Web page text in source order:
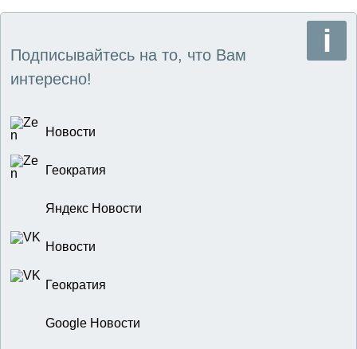
Подписывайтесь на то, что Вам
интересно!
Новости
Геократия
Яндекс Новости
Новости
Геократия
Google Новости